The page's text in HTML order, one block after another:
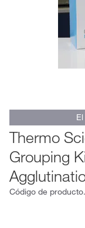
Thermo
Grouping
Código de producto.